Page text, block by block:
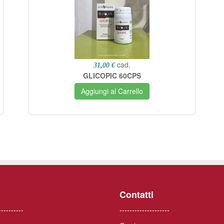
31,00 € cad.
GLICOPIC 60CPS
Aggiungi al Carrello
Contatti
--------------------